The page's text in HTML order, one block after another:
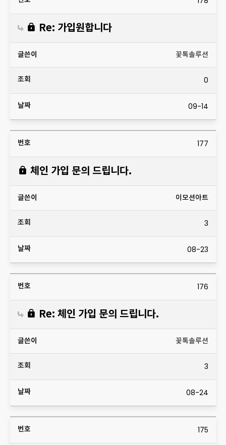
Re: 가입원합니다
꽃톡솔루션
0
09-14
177
체인 가입 문의 드립니다.
이모션아트
3
08-23
176
Re: 체인 가입 문의 드립니다.
꽃톡솔루션
3
08-24
175